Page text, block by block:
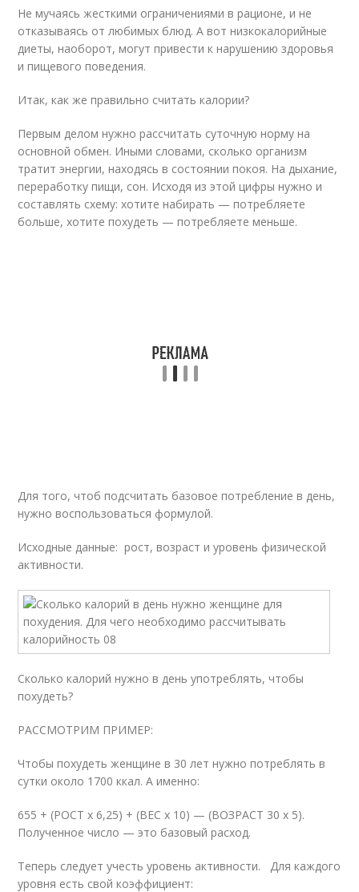
Не мучаясь жесткими ограничениями в рационе, и не
отказываясь от любимых блюд. А вот низкокалорийные
диеты, наоборот, могут привести к нарушению здоровья
и пищевого поведения.
Итак, как же правильно считать калории?
Первым делом нужно рассчитать суточную норму на
основной обмен. Иными словами, сколько организм
тратит энергии, находясь в состоянии покоя. На дыхание,
переработку пищи, сон. Исходя из этой цифры нужно и
составлять схему: хотите набирать — потребляете
больше, хотите похудеть — потребляете меньше.
Для того, чтоб подсчитать базовое потребление в день,
нужно воспользоваться формулой.
Исходные данные: рост, возраст и уровень физической
активности.
Сколько калорий нужно в день употреблять, чтобы
похудеть?
РАССМОТРИМ ПРИМЕР:
Чтобы похудеть женщине в 30 лет нужно потреблять в
сутки около 1700 ккал. А именно:
655 + (РОСТ х 6,25) + (ВЕС х 10) — (ВОЗРАСТ 30 х 5).
Полученное число — это базовый расход.
Теперь следует учесть уровень активности. Для каждого
уровня есть свой коэффициент: